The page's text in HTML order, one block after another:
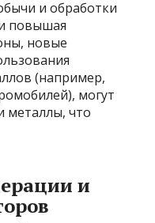
и обработки
повышая
новые
(например,
могут
металлы, что
и